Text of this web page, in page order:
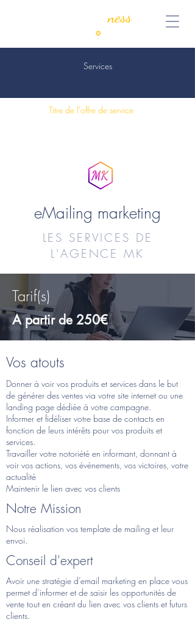
MyKeenness
✪
Services
Titre de l'offre de service
eMailing marketing
LES SERVICES DE
L'AGENCE MK
Tarif(s)
A partir de 250€
Vos atouts
Donner à voir vos produits et services dans le but
de générer des ventes via votre site internet ou une
landing page dédiée à votre campagne.
Informer et fidéliser votre base de contacts en
fonction de leurs intérêts pour vos produits et
services.
Travailler votre notoriété en informant, donnant à
voir vos actions, vos événements, vos victoires, votre
actualité
Maintenir le lien avec vos clients
Notre Mission
Nous réalisation vos template de mailing et leur
envoi.
Conseil d'expert
Avoir une stratégie d’email marketing en place vous
permet d’informer et de saisir les opportunités de
vente tout en créant du lien avec vos clients et futurs
clients.​